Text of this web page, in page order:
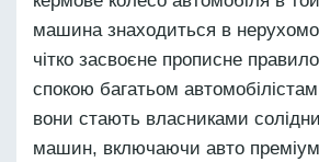
машина знаходиться в
чітко засвоєне прописне
спокою багатьом
вони стають власниками
машин, включаючи авто преміум